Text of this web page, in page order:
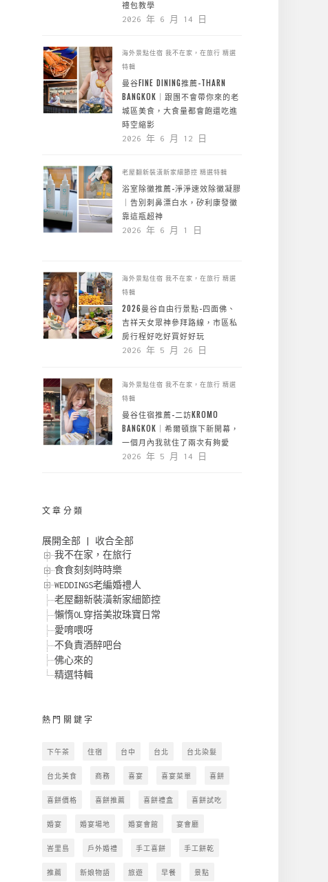
禮包教學
2026 年 6 月 14 日
海外景點住宿 我不在家，在旅行 精選
特輯
曼谷FINE DINING推薦-THARN
BANGKOK｜跟團不會帶你來的老
城區美食，大食量都會飽還吃進
時空縮影
2026 年 6 月 12 日
老屋翻新裝潢新家細節控 精選特輯
浴室除黴推薦-淨淨速效除黴凝膠
｜告別刺鼻漂白水，矽利康發黴
靠這瓶超神
2026 年 6 月 1 日
海外景點住宿 我不在家，在旅行 精選
特輯
2026曼谷自由行景點-四面佛、
吉祥天女眾神參拜路線，市區私
房行程好吃好買好好玩
2026 年 5 月 26 日
海外景點住宿 我不在家，在旅行 精選
特輯
曼谷住宿推薦-二訪KROMO
BANGKOK｜希爾頓旗下新開幕，
一個月內我就住了兩次有夠愛
2026 年 5 月 14 日
文章分類
展開全部
收合全部
我不在家，在旅行
食食刻刻時時樂
WEDDINGS老編婚禮人
老屋翻新裝潢新家細節控
懶惰OL穿搭美妝珠寶日常
愛唷喂呀
不負責酒醉吧台
佛心來的
精選特輯
熱門關鍵字
下午茶 住宿 台中 台北 台北染髮
台北美食 商務 喜宴 喜宴菜單 喜餅
喜餅價格 喜餅推薦 喜餅禮盒 喜餅試吃
婚宴 婚宴場地 婚宴會館 宴會廳
峇里島 戶外婚禮 手工喜餅 手工餅乾
推薦 新娘物語 旅遊 早餐 景點